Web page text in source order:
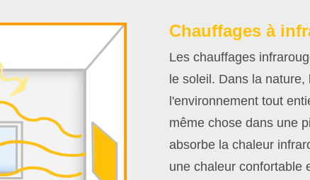
Chauffages à
Les chauffages
le soleil. Dans la
l'environnement tout
même chose dans une
absorbe la chaleur
une chaleur confortable